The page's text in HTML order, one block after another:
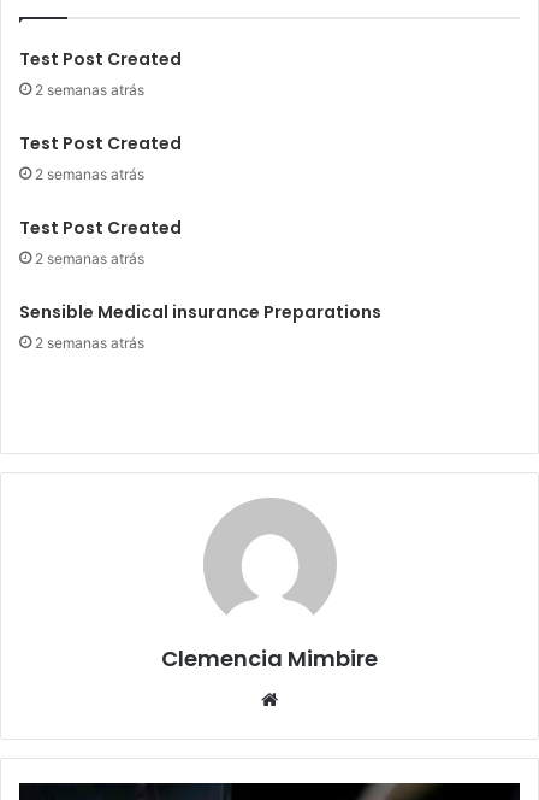
Test Post Created
2 semanas atrás
Test Post Created
2 semanas atrás
Test Post Created
2 semanas atrás
Sensible Medical insurance Preparations
2 semanas atrás
Clemencia Mimbire
Website